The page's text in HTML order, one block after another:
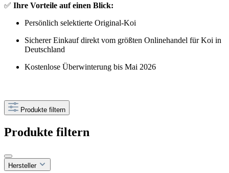
✅ Ihre Vorteile auf einen Blick:
Persönlich selektierte Original-Koi
Sicherer Einkauf direkt vom größten Onlinehandel für Koi in
Deutschland
Kostenlose Überwinterung bis Mai 2026
Produkte filtern
Produkte filtern
Hersteller